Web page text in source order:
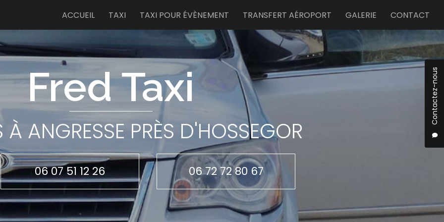
Contactez-nous
ACCUEIL
TAXI TAXI POUR ÉVÈNEMENT TRANSFERT AÉROPORT GALERIE CONTACT
Fred Taxi
ANGRESSE PRÈS D'HOSSEGOR
06 07 51 12 26 06 72 72 80 67